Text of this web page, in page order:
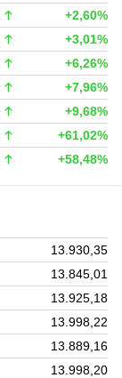
+2,60%
+3,01%
+6,26%
+7,96%
+9,68%
+61,02%
+58,48%
13.930,35
13.845,01
13.925,18
13.998,22
13.889,16
13.998,20